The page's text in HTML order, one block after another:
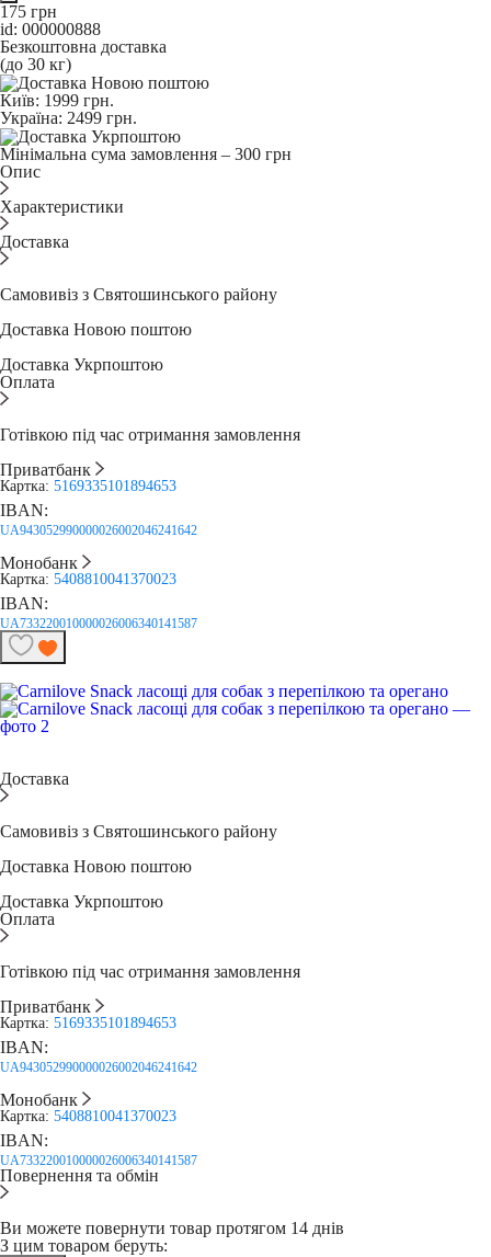
175 грн
id: 000000888
Безкоштовна доставка
(до 30 кг)
Київ: 1999 грн.
Україна: 2499 грн.
Мінімальна сума замовлення – 300 грн
Опис
Характеристики
Доставка
Самовивіз з Святошинського району
Доставка Новою поштою
Доставка Укрпоштою
Оплата
Готівкою під час отримання замовлення
Приватбанк
Картка: 5169335101894653
IBAN:
UA943052990000026002046241642
Монобанк
Картка: 5408810041370023
IBAN:
UA733220010000026006340141587
Доставка
Самовивіз з Святошинського району
Доставка Новою поштою
Доставка Укрпоштою
Оплата
Готівкою під час отримання замовлення
Приватбанк
Картка: 5169335101894653
IBAN:
UA943052990000026002046241642
Монобанк
Картка: 5408810041370023
IBAN:
UA733220010000026006340141587
Повернення та обмін
Ви можете повернути товар протягом 14 днів
З цим товаром беруть: